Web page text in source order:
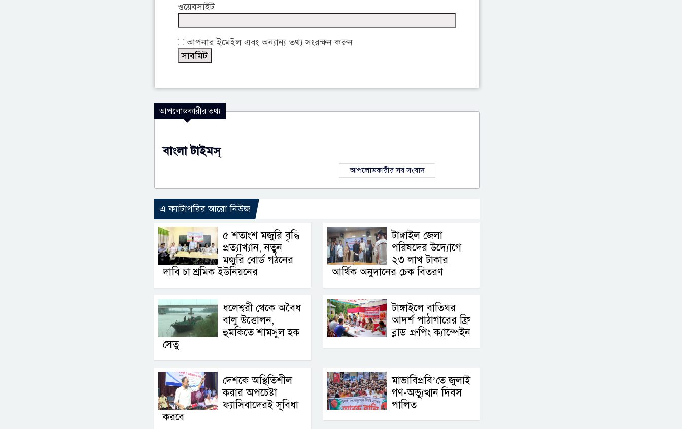
ওয়েবসাইট
আপনার ইমেইল এবং অন্যান্য তথ্য সংরক্ষন করুন
আপলোডকারীর তথ্য
বাংলা টাইমস্
আপলোডকারীর সব সংবাদ
এ ক্যাটাগরির আরো নিউজ
৫ শতাংশ মজুরি বৃদ্ধি
প্রত্যাখ্যান, নতুন
মজুরি বোর্ড গঠনের
দাবি চা শ্রমিক ইউনিয়নের
টাঙ্গাইল জেলা
পরিষদের উদ্যোগে
২৩ লাখ টাকার
আর্থিক অনুদানের চেক বিতরণ
ধলেশ্বরী থেকে অবৈধ
বালু উত্তোলন,
হুমকিতে শামসুল হক
সেতু
টাঙ্গাইলে বাতিঘর
আদর্শ পাঠাগারের ফ্রি
ব্লাড গ্রুপিং ক্যাম্পেইন
দেশকে অস্থিতিশীল
করার অপচেষ্টা
ফ্যাসিবাদেরই সুবিধা
করবে
মাভাবিপ্রবি’তে জুলাই
গণ-অভ্যুত্থান দিবস
পালিত